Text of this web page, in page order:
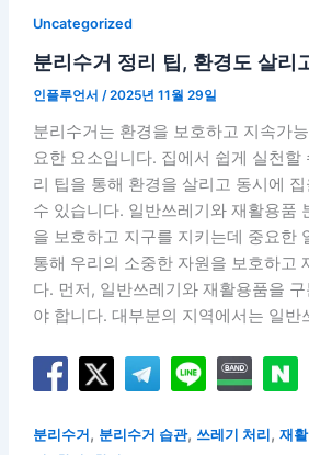
Uncategorized
분리수거 정리 팁, 환경도 살리
인플루언서 /2025년 11월 29일
분리수거는 환경을 보호하고 지속가
요한 요소입니다. 집에서 쉽게 실천할
리 팁을 통해 환경을 살리고 동시에
수 있습니다. 일반쓰레기와 재활용품
을 보호하고 지구를 지키는데 중요한
통해 우리의 소중한 자원을 보호하고
다. 먼저, 일반쓰레기와 재활용품을
야 합니다. 대부분의 지역에서는 일반
분리수거 , 분리수거 습관, 쓰레기 처리 , 재